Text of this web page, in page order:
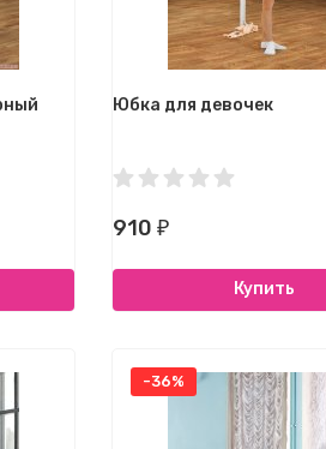
Юбка для девочек
910 ₽
Купить
-36%